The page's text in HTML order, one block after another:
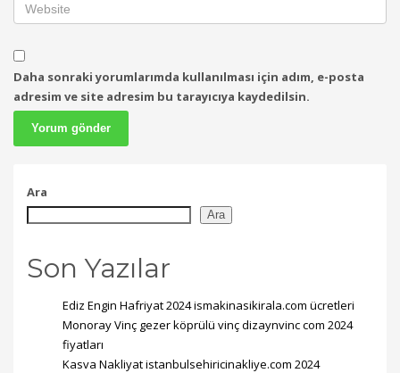
Daha sonraki yorumlarımda kullanılması için adım, e-posta
adresim ve site adresim bu tarayıcıya kaydedilsin.
Ara
Ara
Son Yazılar
Ediz Engin Hafriyat 2024 ismakinasikirala.com ücretleri
Monoray Vinç gezer köprülü vinç dizaynvinc com 2024
fiyatları
Kasva Nakliyat istanbulsehiricinakliye.com 2024